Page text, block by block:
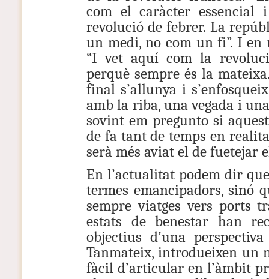
com el caràcter
revolució de febrer. La
un medi, no com un fi”. I
“I vet aquí com la
perquè sempre és la
final s’allunya i
amb la riba, una vegada i
sovint em pregunto si
de fa tant de temps en
serà més aviat el de fuetejar
En l’actualitat podem dir
termes emancipadors, sinó
sempre viatges vers ports
estats de benestar han
objectius d’una
Tanmateix, introdueixen un
fàcil d’articular en l’àmbit